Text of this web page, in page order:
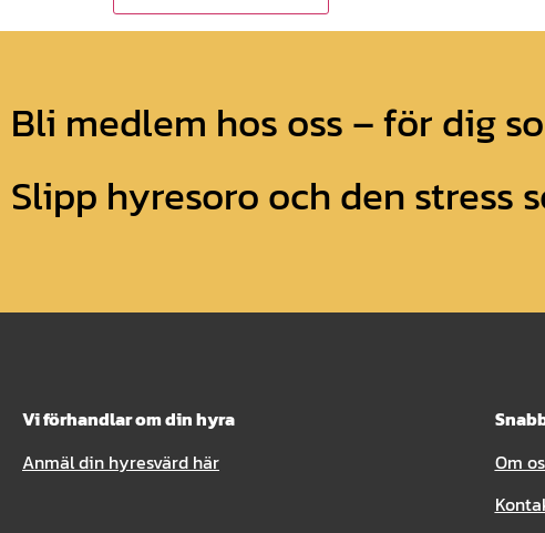
Bli medlem hos oss – för dig
Slipp hyresoro och den stress
Vi förhandlar om din hyra
Anmäl din hyresvärd här
Om